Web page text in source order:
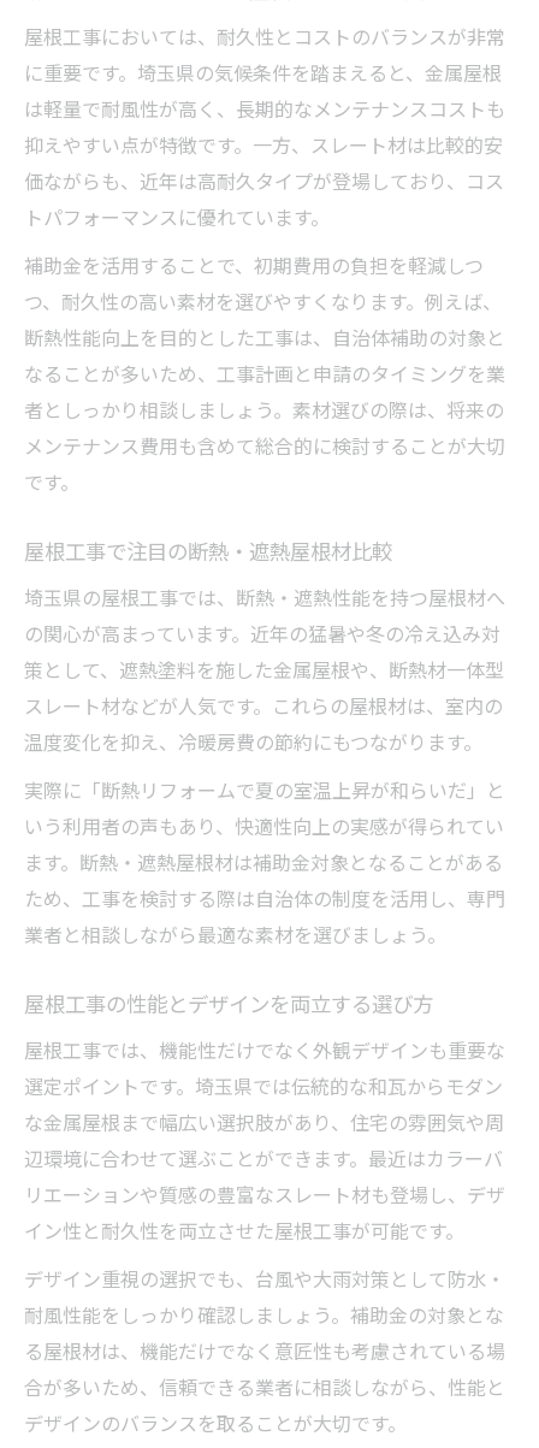
屋根工事においては、耐久性とコストのバランスが非常
に重要です。埼玉県の気候条件を踏まえると、金属屋根
は軽量で耐風性が高く、長期的なメンテナンスコストも
抑えやすい点が特徴です。一方、スレート材は比較的安
価ながらも、近年は高耐久タイプが登場しており、コス
トパフォーマンスに優れています。
補助金を活用することで、初期費用の負担を軽減しつ
つ、耐久性の高い素材を選びやすくなります。例えば、
断熱性能向上を目的とした工事は、自治体補助の対象と
なることが多いため、工事計画と申請のタイミングを業
者としっかり相談しましょう。素材選びの際は、将来の
メンテナンス費用も含めて総合的に検討することが大切
です。
屋根工事で注目の断熱・遮熱屋根材比較
埼玉県の屋根工事では、断熱・遮熱性能を持つ屋根材へ
の関心が高まっています。近年の猛暑や冬の冷え込み対
策として、遮熱塗料を施した金属屋根や、断熱材一体型
スレート材などが人気です。これらの屋根材は、室内の
温度変化を抑え、冷暖房費の節約にもつながります。
実際に「断熱リフォームで夏の室温上昇が和らいだ」と
いう利用者の声もあり、快適性向上の実感が得られてい
ます。断熱・遮熱屋根材は補助金対象となることがある
ため、工事を検討する際は自治体の制度を活用し、専門
業者と相談しながら最適な素材を選びましょう。
屋根工事の性能とデザインを両立する選び方
屋根工事では、機能性だけでなく外観デザインも重要な
選定ポイントです。埼玉県では伝統的な和瓦からモダン
な金属屋根まで幅広い選択肢があり、住宅の雰囲気や周
辺環境に合わせて選ぶことができます。最近はカラーバ
リエーションや質感の豊富なスレート材も登場し、デザ
イン性と耐久性を両立させた屋根工事が可能です。
デザイン重視の選択でも、台風や大雨対策として防水・
耐風性能をしっかり確認しましょう。補助金の対象とな
る屋根材は、機能だけでなく意匠性も考慮されている場
合が多いため、信頼できる業者に相談しながら、性能と
デザインのバランスを取ることが大切です。